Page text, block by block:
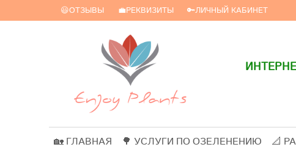
😃ОТЗЫВЫ 💼РЕКВИЗИТЫ 🔑ЛИЧНЫЙ КАБИНЕТ
🏡 ГЛАВНАЯ 🌳 УСЛУГИ ПО ОЗЕЛЕНЕНИЮ 📐